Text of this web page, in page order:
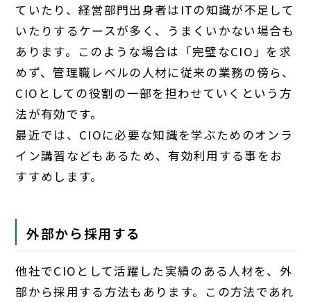
ていたり、経営部門出身者はITの知識が不足して
いたりするケースが多く、うまくいかない場合も
あります。このような場合は「完璧なCIO」を求
めず、管理職レベルの人材に従来の業務の傍ら、
CIOとしての役割の一部を担わせていくという方
法が有効です。
最近では、CIOに必要な知識を学ぶためのオンラ
イン講習などもあるため、有効利用する事をお
すすめします。
外部から採用する
他社でCIOとして活躍した実績のある人材を、外
部から採用する方法もあります。この方法であれ